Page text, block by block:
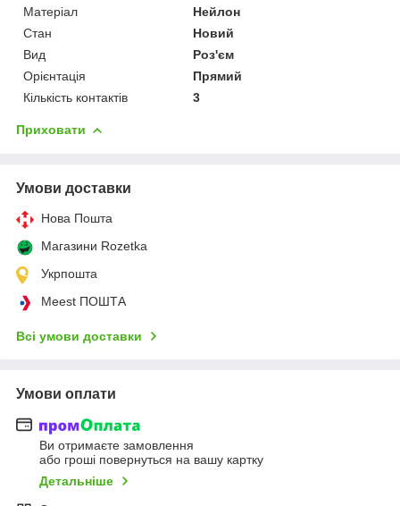
Матеріал
Нейлон
Стан
Новий
Вид
Роз'єм
Орієнтація
Прямий
Кількість контактів
3
Приховати
Умови доставки
Нова Пошта
Магазини Rozetka
Укрпошта
Meest ПОШТА
Всі умови доставки
Умови оплати
Ви отримаєте замовлення
або гроші повернуться на вашу картку
Детальніше